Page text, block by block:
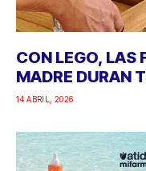
CON LEGO, LAS
MADRE DURAN
14 ABRIL, 2026